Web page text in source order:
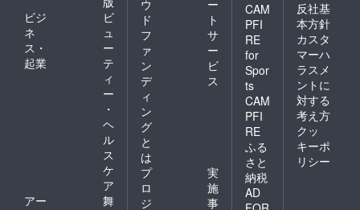
ビジ
ネ
ス・
起業
ビ
ュ
ー
テ
ィ
ー
・
ヘ
ル
ス
ケ
ア
アー
舞
ウ
ド
フ
ァ
ン
デ
ィ
ン
グ
と
は
ー
ト
サ
ー
ビ
ス
プ
ロ
ジ
実
施
事
CAM
PFI
RE
for
Spor
ts
CAM
PFI
RE
ふる
さと
納税
AD
反社基
本方針
カスタ
マーハ
ラスメ
ントに
対する
考え方
クッ
キーポ
リシー